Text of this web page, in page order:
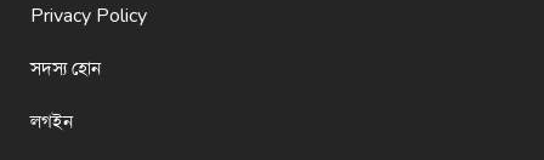
Privacy Policy
সদস্য হোন
লগইন